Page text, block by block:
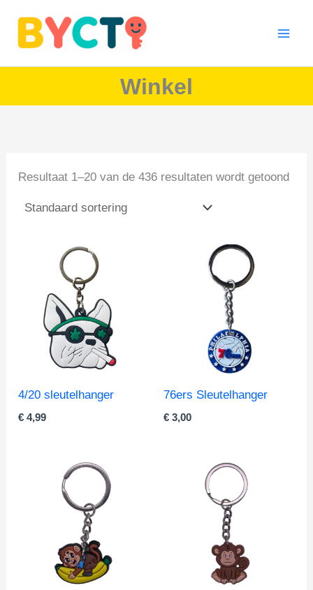
inhoud
Winkel
Resultaat 1–20 van de 436 resultaten wordt getoond
4/20 sleutelhanger
€ 4,99
76ers Sleutelhanger
€ 3,00